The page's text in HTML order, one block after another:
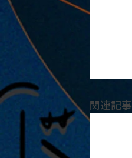
関連記事